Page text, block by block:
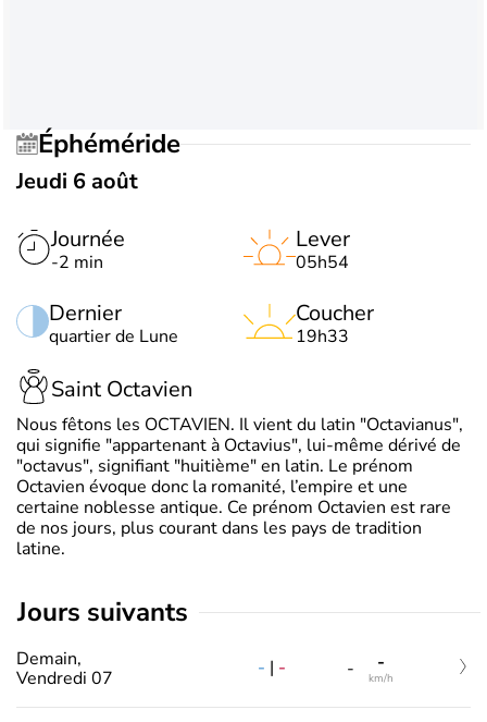
Éphéméride
Jeudi 6 août
Journée
-2 min
Dernier
quartier de Lune
Lever
05h54
Coucher
19h33
Saint Octavien
Nous fêtons les OCTAVIEN. Il vient du latin "Octavianus",
qui signifie "appartenant à Octavius", lui-même dérivé de
"octavus", signifiant "huitième" en latin. Le prénom
Octavien évoque donc la romanité, l’empire et une
certaine noblesse antique. Ce prénom Octavien est rare
de nos jours, plus courant dans les pays de tradition
latine.
jours suivants
Demain,
Vendredi 07
- | - - -
km/h